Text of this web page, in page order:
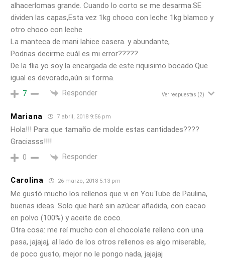
alhacerlomas grande. Cuando lo corto se me desarma.SE
dividen las capas,Esta vez 1kg choco con leche 1kg blamco y
otro choco con leche
La manteca de mani lahice casera. y abundante,
Podrias decirme cuál es mi error?????
De la flia yo soy la encargada de este riquisimo bocado.Que
igual es devorado,aún si forma.
7 Responder Ver respuestas (2)
Mariana 7 abril, 2018 9:56 pm
Hola!!! Para que tamaño de molde estas cantidades????
Graciasss!!!!
0 Responder
Carolina 26 marzo, 2018 5:13 pm
Me gustó mucho los rellenos que vi en YouTube de Paulina,
buenas ideas. Solo que haré sin azúcar añadida, con cacao
en polvo (100%) y aceite de coco.
Otra cosa: me reí mucho con el chocolate relleno con una
pasa, jajajaj, al lado de los otros rellenos es algo miserable,
de poco gusto, mejor no le pongo nada, jajajaj